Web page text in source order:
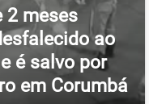
2 meses
ao
é salvo por
em Corumbá